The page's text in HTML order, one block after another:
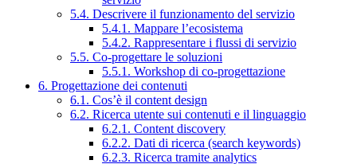
5.4. Descrivere il funzionamento del servizio
5.4.1. Mappare l’ecosistema
5.4.2. Rappresentare i flussi di servizio
5.5. Co-progettare le soluzioni
5.5.1. Workshop di co-progettazione
6. Progettazione dei contenuti
6.1. Cos’è il content design
6.2. Ricerca utente sui contenuti e il linguaggio
6.2.1. Content discovery
6.2.2. Dati di ricerca (search keywords)
6.2.3. Ricerca tramite analytics